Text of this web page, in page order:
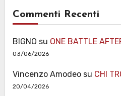
Commenti Recenti
BIGNO su ONE BATTLE
03/06/2026
Vincenzo Amodeosu CHI
20/04/2026